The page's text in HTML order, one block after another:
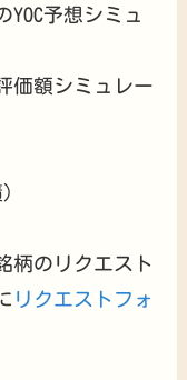
予想シミュ
価額シミュレー
)
柄のリクエスト
リクエストフォ